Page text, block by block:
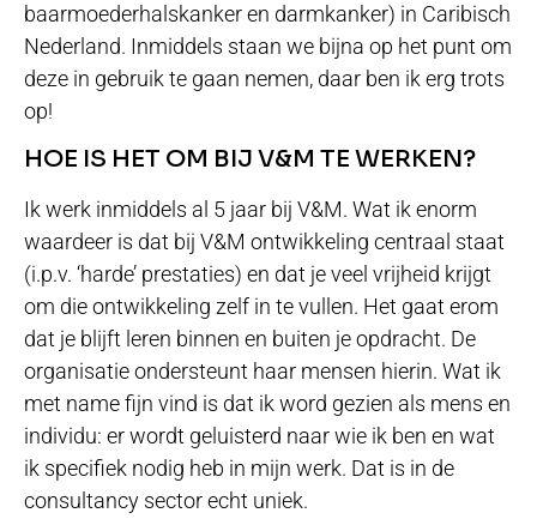
baarmoederhalskanker en darmkanker) in Caribisch
Nederland. Inmiddels staan we bijna op het punt om
deze in gebruik te gaan nemen, daar ben ik erg trots
op!
HOE IS HET OM BIJ V&M TE WERKEN?
Ik werk inmiddels al 5 jaar bij V&M. Wat ik enorm
waardeer is dat bij V&M ontwikkeling centraal staat
(i.p.v. ‘harde’ prestaties) en dat je veel vrijheid krijgt
om die ontwikkeling zelf in te vullen. Het gaat erom
dat je blijft leren binnen en buiten je opdracht. De
organisatie ondersteunt haar mensen hierin. Wat ik
met name fijn vind is dat ik word gezien als mens en
individu: er wordt geluisterd naar wie ik ben en wat
ik specifiek nodig heb in mijn werk. Dat is in de
consultancy sector echt uniek.